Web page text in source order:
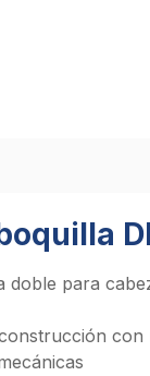
doble para
con